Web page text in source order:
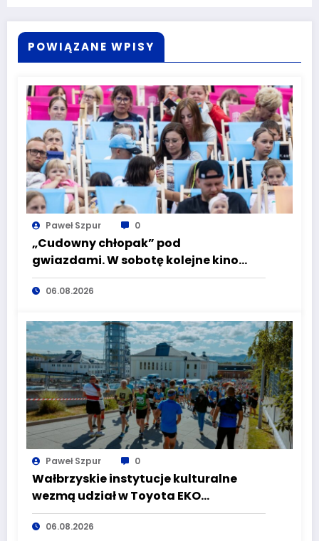
POWIĄZANE WPISY
Paweł Szpur 0
„Cudowny chłopak” pod
gwiazdami. W sobotę kolejne kino
plenerowe w Aqua Zdroju
06.08.2026
Paweł Szpur 0
Wałbrzyskie instytucje kulturalne
wezmą udział w Toyota EKO
Półmaraton Wałbrzych
06.08.2026